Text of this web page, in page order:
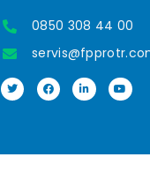
0850 308 44 00